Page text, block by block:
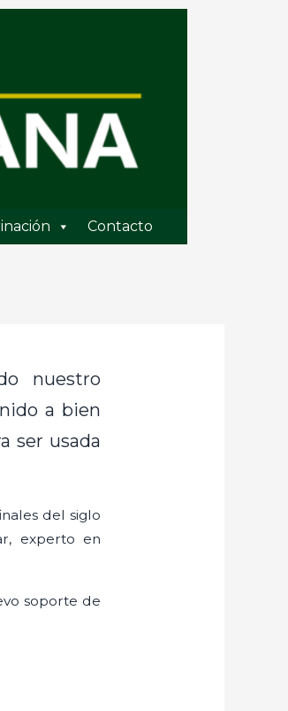
Contacto
nuestro
a bien
ser usada
del siglo
experto en
soporte de